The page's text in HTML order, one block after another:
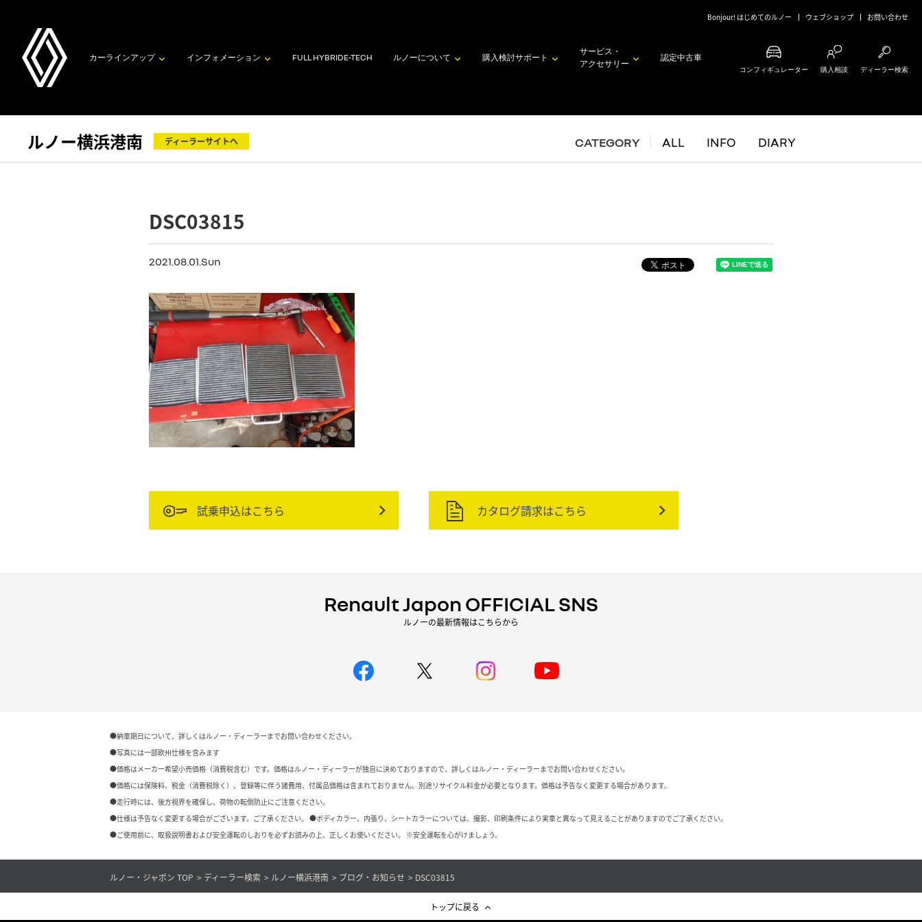
Bonjour! はじめてのルノー ウェブショップ お問い合わせ
カーラインアップ インフォメーション FULL HYBRIDE-TECH ルノーについて 購入検討サポート
サービス・
アクセサリー
認定中古車
コンフィギュレーター 購入相談 ディーラー検索
ルノー横浜港南 ディーラーサイトへ CATEGORY ALL INFO DIARY
DSC03815
2021.08.01.Sun
試乗申込はこちら カタログ請求はこちら
Renault Japon OFFICIAL SNS
ルノーの最新情報はこちらから
●納車期日について、詳しくはルノー・ディーラーまでお問い合わせください。
●写真には一部欧州仕様を含みます
●価格はメーカー希望小売価格（消費税含む）です。価格はルノー・ディーラーが独自に決めておりますので、詳しくはルノー・ディーラーまでお問い合わせください。
●価格には保険料、税金（消費税除く）、登録等に伴う諸費用、付属品価格は含まれておりません。別途リサイクル料金が必要となります。価格は予告なく変更する場合があります。
●走行時には、後方視界を確保し、荷物の転倒防止にご注意ください。
●仕様は予告なく変更する場合がございます。ご了承ください。 ●ボディカラー、内張り、シートカラーについては、撮影、印刷条件により実車と異なって見えることがありますのでご了承ください。
●ご使用前に、取扱説明書および安全運転のしおりを必ずお読みの上、正しくお使いください。 ※安全運転を心がけましょう。
ルノー・ジャポン TOP ディーラー検索 ルノー横浜港南 ブログ・お知らせ DSC03815
トップに戻る